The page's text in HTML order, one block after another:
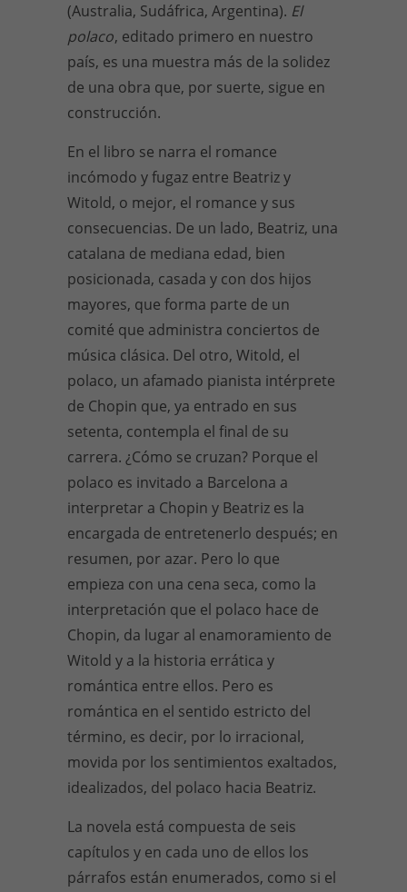
(Australia, Sudáfrica, Argentina). El
polaco, editado primero en nuestro
país, es una muestra más de la solidez
de una obra que, por suerte, sigue en
construcción.
En el libro se narra el romance
incómodo y fugaz entre Beatriz y
Witold, o mejor, el romance y sus
consecuencias. De un lado, Beatriz, una
catalana de mediana edad, bien
posicionada, casada y con dos hijos
mayores, que forma parte de un
comité que administra conciertos de
música clásica. Del otro, Witold, el
polaco, un afamado pianista intérprete
de Chopin que, ya entrado en sus
setenta, contempla el final de su
carrera. ¿Cómo se cruzan? Porque el
polaco es invitado a Barcelona a
interpretar a Chopin y Beatriz es la
encargada de entretenerlo después; en
resumen, por azar. Pero lo que
empieza con una cena seca, como la
interpretación que el polaco hace de
Chopin, da lugar al enamoramiento de
Witold y a la historia errática y
romántica entre ellos. Pero es
romántica en el sentido estricto del
término, es decir, por lo irracional,
movida por los sentimientos exaltados,
idealizados, del polaco hacia Beatriz.
La novela está compuesta de seis
capítulos y en cada uno de ellos los
párrafos están enumerados, como si el